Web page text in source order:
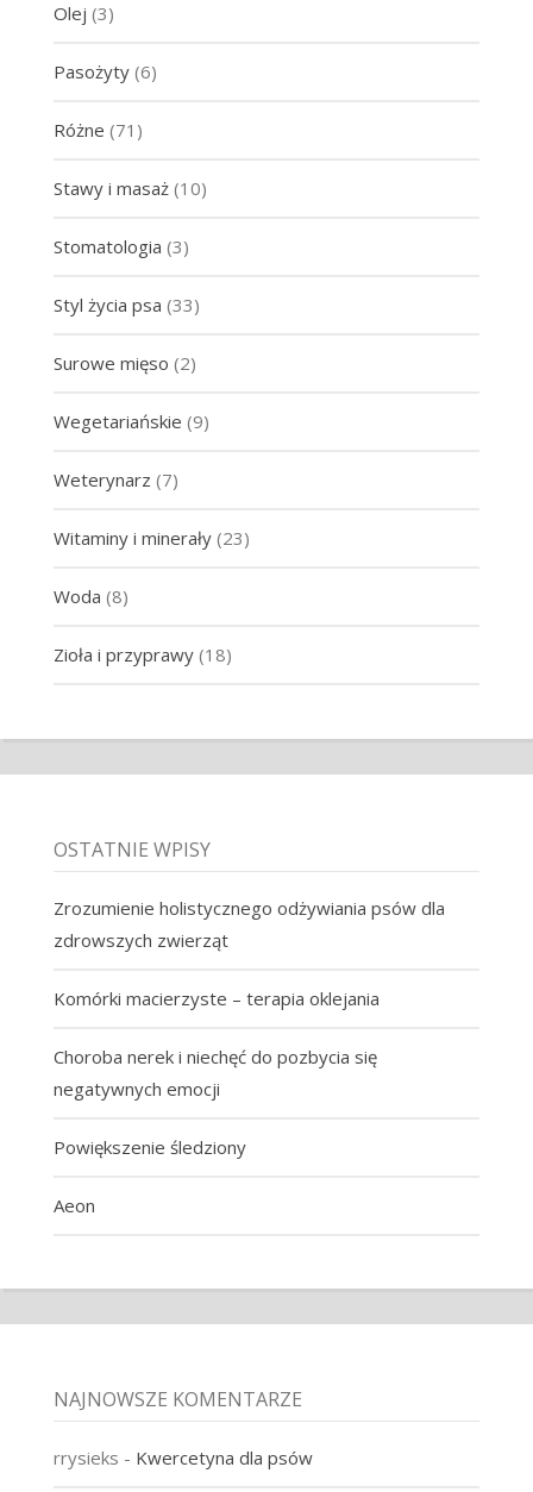
Olej (3)
Pasożyty(6)
Różne (71)
Stawy i masaż(10)
Stomatologia (3)
Styl życia psa (33)
Surowe mięso (2)
Wegetariańskie (9)
Weterynarz (7)
Witaminy i minerały(23)
Woda (8)
Zioła i przyprawy(18)
OSTATNIE WPISY
Zrozumienie holistycznego odżywiania psów dla
zdrowszych zwierząt
Komórki macierzyste – terapia oklejania
Choroba nerek i niechęć do pozbycia się
negatywnych emocji
Powiększenie śledziony
Aeon
NAJNOWSZE KOMENTARZE
rrysieks - Kwercetyna dla psów